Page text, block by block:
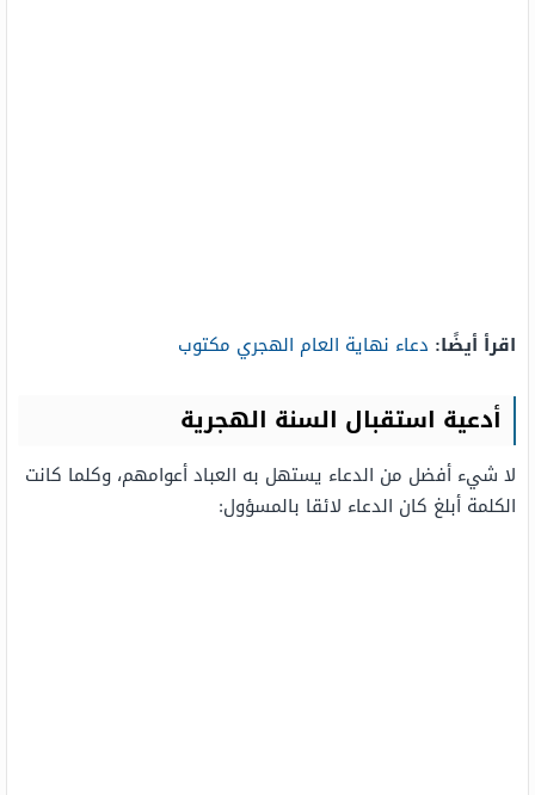
اقرأ أيضًا: دعاء نهاية العام الهجري مكتوب
أدعية استقبال السنة الهجرية
لا شيء أفضل من الدعاء يستهل به العباد أعوامهم، وكلما كانت
الكلمة أبلغ كان الدعاء لائقا بالمسؤول: